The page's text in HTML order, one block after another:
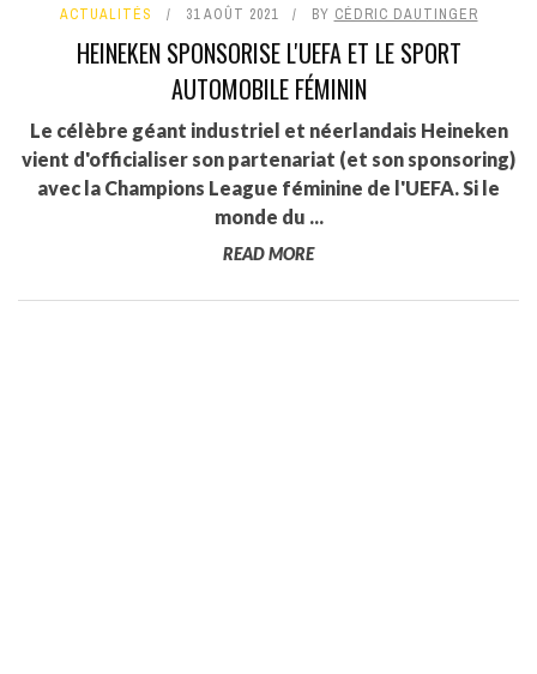
ACTUALITÉS 31 AOÛT 2021 BY CÉDRIC DAUTINGER
HEINEKEN SPONSORISE L'UEFA ET LE SPORT
AUTOMOBILE FÉMININ
Le célèbre géant industriel et néerlandais Heineken
vient d'officialiser son partenariat (et son sponsoring)
avec la Champions League féminine de l'UEFA. Si le
monde du ...
READ MORE